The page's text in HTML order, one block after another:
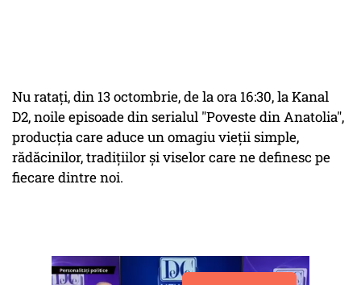
Nu ratați, din 13 octombrie, de la ora 16:30, la Kanal
D2, noile episoade din serialul "Poveste din Anatolia",
producția care aduce un omagiu vieții simple,
rădăcinilor, tradițiilor și viselor care ne definesc pe
fiecare dintre noi.